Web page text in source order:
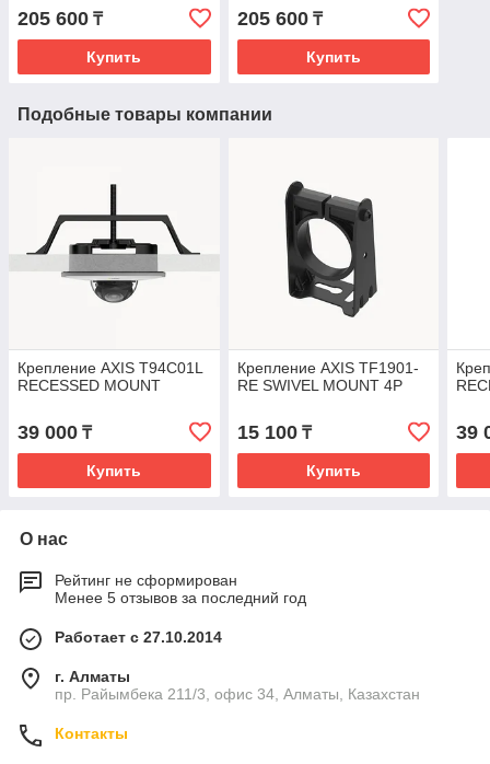
205 600 ₸
Купить
205 600₸
Купить
Подобные товары компании
Крепление AXIS T94C01L
RECESSED MOUNT
39 000 ₸
Купить
Крепление AXIS TF1901-
RE SWIVEL MOUNT 4P
15 100₸
Купить
39
О нас
Рейтинг не сформирован
Менее 5 отзывов за последний год
Работает с 27.10.2014
г. Алматы
пр. Райымбека 211/3, офис 34, Алматы, Казахстан
Контакты